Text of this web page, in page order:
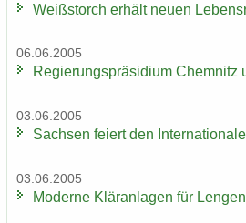
Weiß­storch er­hält neuen
06.06.2005
Re­gie­rungs­prä­si­di­um Chem­nitz
03.06.2005
Sach­sen fei­ert den
03.06.2005
Mo­der­ne Klär­an­la­gen für